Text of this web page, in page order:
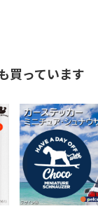
買っています